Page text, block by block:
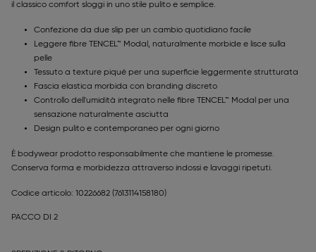
il classico comfort sloggi in uno stile pulito e semplice.
Confezione da due slip per un cambio quotidiano facile
Leggere fibre TENCEL™ Modal, naturalmente morbide e lisce sulla
pelle
Tessuto a texture piqué per una superficie leggermente strutturata
Fascia elastica morbida con branding discreto
Controllo dell'umidità integrato nelle fibre TENCEL™ Modal per una
sensazione naturalmente asciutta
Design pulito e contemporaneo per ogni giorno
È bodywear prodotto responsabilmente che mantiene le promesse.
Conserva forma e morbidezza attraverso indossi e lavaggi ripetuti.
Codice articolo: 10226682 (7613114158180)
PACCO DI 2